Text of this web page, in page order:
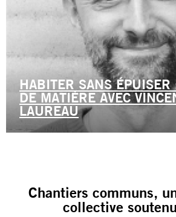
HABITER SANS ÉPUISER
DE MATIÈRE AVEC
LAUREAU
Chantiers communs,
collective